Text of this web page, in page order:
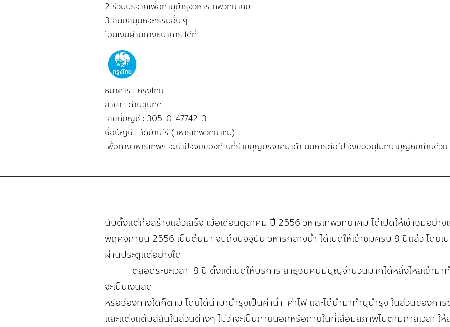
2.ร่วมบริจาคเพื่อทำนุบำรุงวิหารเทพวิทยาคม
3.สนับสนุนกิจกรรมอื่น ๆ
โอนเงินผ่านทางธนาคาร ได้ที่
ธนาคาร : กรุงไทย
สาขา : ด่านขุนทด
เลขที่บัญชี : 305-0-47742-3
ชื่อบัญชี : วัดบ้านไร่ (วิหารเทพวิทยาคม)
เพื่อทางวิหารเทพฯ จะนำปัจจัยของท่านที่ร่วมบุญบริจาคมาดำเนินการต่อไป จึงขออนุโมทนาบุญกับท่านด้วย
นับตั้งแต่ก่อสร้างแล้วเสร็จ เมื่อเดือนตุลาคม ปี 2556 วิหารเทพวิทยาคม ได้เปิดให้เข้าชมอย่าง
พฤศจิกายน 2556 เป็นต้นมา จนถึงปัจจุบัน วิหารกลางน้ำ ได้เปิดให้เข้าชมครบ 9 ปีแล้ว โดยเ
ผ่านประตูแต่อย่างใด
ตลอดระยะเวลา 9 ปี ตั้งแต่เปิดให้บริการ สาธุชนคนมีบุญจำนวนมากได้หลั่งไหลเข้ามาท
จะเป็นเงินสด
หรือช่องทางใดก็ตาม โดยได้นำมาบำรุงเป็นค่าน้ำ-ค่าไฟ และได้นำมาทำนุบำรุง ในส่วนของกา
และแต่งแต้มสีสันในส่วนต่างๆ ไม่ว่าจะเป็นภายนอกหรือภายในที่เสื่อมสภาพไปตามกาลเวลา ใ